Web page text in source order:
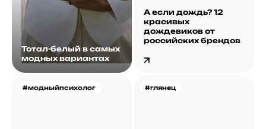
Тотал-белый в самых
модных вариантах
А если дождь? 12
красивых
дождевиков от
российских брендов
#модныйпсихолог #глянец